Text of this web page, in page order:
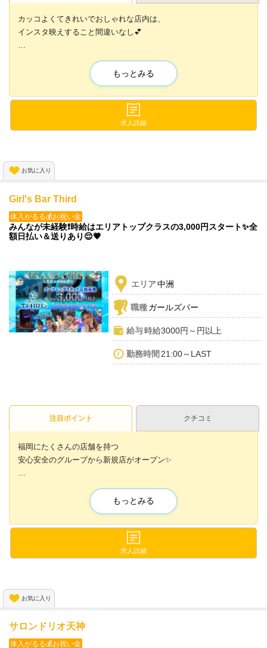
カッコよくてきれいでおしゃれな店内は、
インスタ映えすること間違いなし💕
超明るく楽しいエリア最強のGirls Bar😆
可愛いドレスの貸し出しもしていますので
服装を気にしなくてもOK❗
業界未経験、バイトデビューの方でも
安心して気軽に働いてもらえます😆
もっとみる
求人詳細
お気に入り
Girl's Bar Third
体入がるる💰お祝い金
みんなが未経験❗️時給はエリアトップクラスの3,000円スタート✨全
額日払い＆送りあり😌💗
エリア中洲
職種ガールズバー
給与時給3000円～円以上
勤務時間 21:00～LAST
注目ポイント クチコミ
福岡にたくさんの店舗を持つ
安心安全のグループから新規店がオープン✨
未経験者さんでも安心です🐣💓
サードに入店してくる女の子のほとんどが
もっとみる
求人詳細
お気に入り
サロンドリオ天神
体入がるる💰お祝い金